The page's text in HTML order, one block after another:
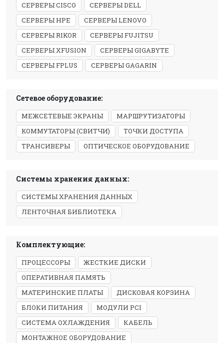
СЕРВЕРЫ CISCO
СЕРВЕРЫ DELL
СЕРВЕРЫ HPE
СЕРВЕРЫ LENOVO
СЕРВЕРЫ RIKOR
СЕРВЕРЫ FUJITSU
СЕРВЕРЫ XFUSION
СЕРВЕРЫ GIGABYTE
СЕРВЕРЫ FPLUS
СЕРВЕРЫ GAGARIN
Сетевое оборудование:
МЕЖСЕТЕВЫЕ ЭКРАНЫ
МАРШРУТИЗАТОРЫ
КОММУТАТОРЫ (СВИТЧИ)
ТОЧКИ ДОСТУПА
ТРАНСИВЕРЫ
ОПТИЧЕСКОЕ ОБОРУДОВАНИЕ
Системы хранения данных:
СИСТЕМЫ ХРАНЕНИЯ ДАННЫХ
ЛЕНТОЧНАЯ БИБЛИОТЕКА
Комплектующие:
ПРОЦЕССОРЫ
ЖЕСТКИЕ ДИСКИ
ОПЕРАТИВНАЯ ПАМЯТЬ
МАТЕРИНСКИЕ ПЛАТЫ
ДИСКОВАЯ КОРЗИНА
БЛОКИ ПИТАНИЯ
МОДУЛИ PCI
СИСТЕМА ОХЛАЖДЕНИЯ
КАБЕЛЬ
МОНТАЖНОЕ ОБОРУДОВАНИЕ